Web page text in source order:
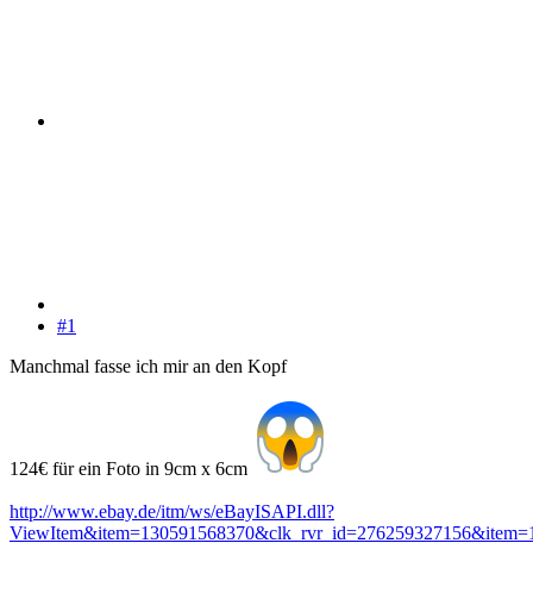
#1
Manchmal fasse ich mir an den Kopf
124€ für ein Foto in 9cm x 6cm
http://www.ebay.de/itm/ws/eBayISAPI.dll?